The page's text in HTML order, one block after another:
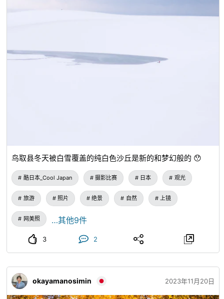
鸟取县冬天被白雪覆盖的纯白色沙丘是新的和梦幻般的 😯
酷日本_Cool Japan 摄影比赛 日本 观光
旅游 照片 绝景 自然 上镜
网美照 …其他9件
3 2
okayamanosimin 2023年11月20日